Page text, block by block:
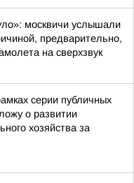
москвичи услышали
предварительно,
на сверхзвук
серии публичных
о развитии
хозяйства за